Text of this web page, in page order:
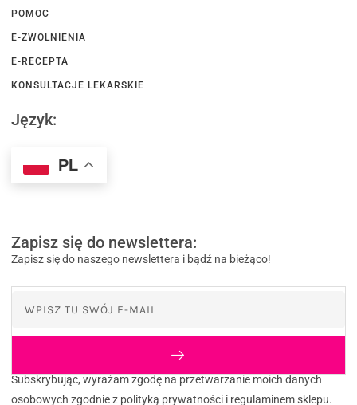
POMOC
E-ZWOLNIENIA
E-RECEPTA
KONSULTACJE LEKARSKIE
Język:
PL
Zapisz się do newslettera:
Zapisz się do naszego newslettera i bądź na bieżąco!
Subskrybując, wyrażam zgodę na przetwarzanie moich danych
osobowych zgodnie z polityką prywatności i regulaminem sklepu.